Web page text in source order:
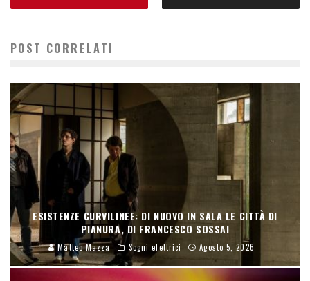
POST CORRELATI
ESISTENZE CURVILINEE: DI NUOVO IN SALA LE CITTÀ DI
PIANURA, DI FRANCESCO SOSSAI
Matteo Mazza Sogni elettrici Agosto 5, 2026